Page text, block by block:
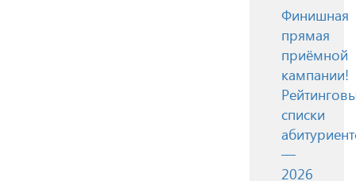
Финишная
прямая
приёмной
кампании!
списки
—
2026